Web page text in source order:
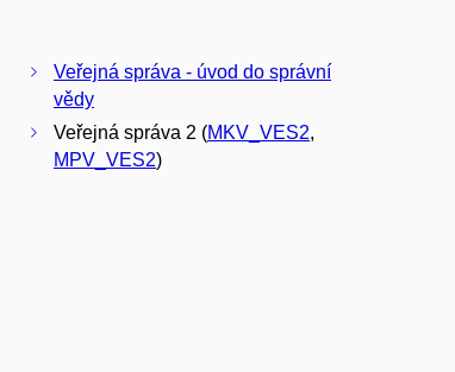
Veřejná správa - úvod do správní
vědy
Veřejná správa 2 (MKV_VES2,
MPV_VES2)